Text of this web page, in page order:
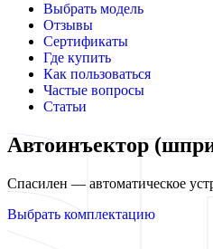
Выбрать модель
Отзывы
Сертификаты
Где купить
Как пользоваться
Частые вопросы
Статьи
Автоинъектор
Спасилен — автоматическое
Выбрать комплектацию